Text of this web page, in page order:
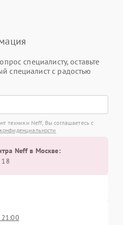
специалисту, оставьте
специалист с радостью
техники Neff, Вы соглашаетесь с
Neff в Москве:
18